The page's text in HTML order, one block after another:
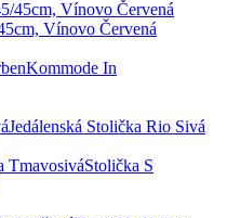
Vínovo Červená
Kommode In
Jedálenská Stolička Rio Sivá
Stolička S